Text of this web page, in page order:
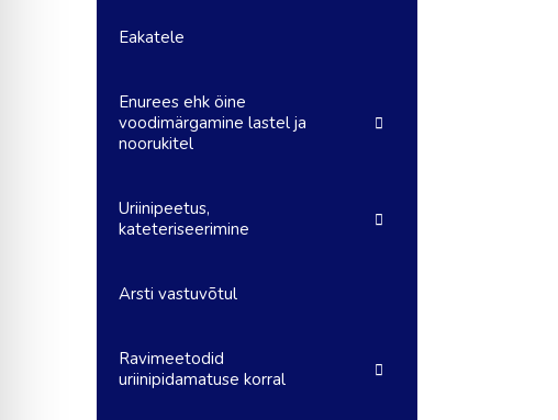
Eakatele
Enurees ehk öine
voodimärgamine lastel ja
noorukitel
Uriinipeetus,
kateteriseerimine
Arsti vastuvõtul
Ravimeetodid
uriinipidamatuse korral